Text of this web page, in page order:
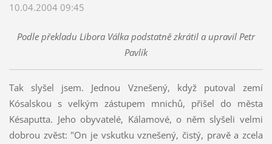
10.04.2004 09:45
Podle překladu Libora Válka podstatně zkrátil a upravil Petr
Pavlík
Tak slyšel jsem. Jednou Vznešený, když putoval zemí
Kósalskou s velkým zástupem mnichů, přišel do města
Késaputta. Jeho obyvatelé, Kálamové, o něm slyšeli velmi
dobrou zvěst: "On je vskutku vznešený, čistý, pravě a zcela